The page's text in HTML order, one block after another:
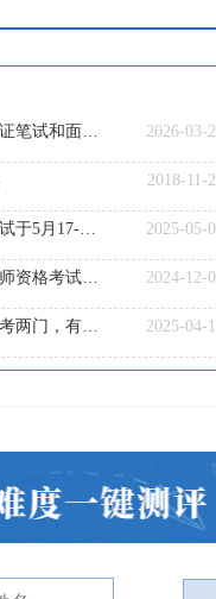
2026-03-
2018-11-
2025-05-
2024-12-
2025-04-